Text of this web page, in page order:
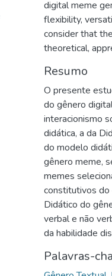
digital meme
flexibility,
consider that
theoretical,
Resumo
O presente
do gênero
interacionismo
didática, a da
do modelo
gênero meme,
memes
constitutivos do
Didático do
verbal e não
da habilidade
Palavras-